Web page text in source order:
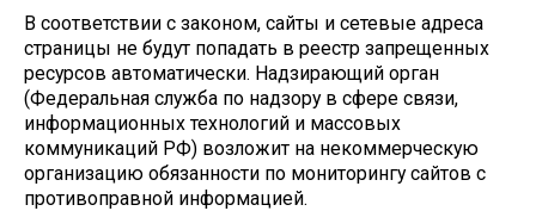
В соответствии с законом, сайты и сетевые адреса
страницы не будут попадать в реестр запрещенных
ресурсов автоматически. Надзирающий орган
(Федеральная служба по надзору в сфере связи,
информационных технологий и массовых
коммуникаций РФ) возложит на некоммерческую
организацию обязанности по мониторингу сайтов с
противоправной информацией.